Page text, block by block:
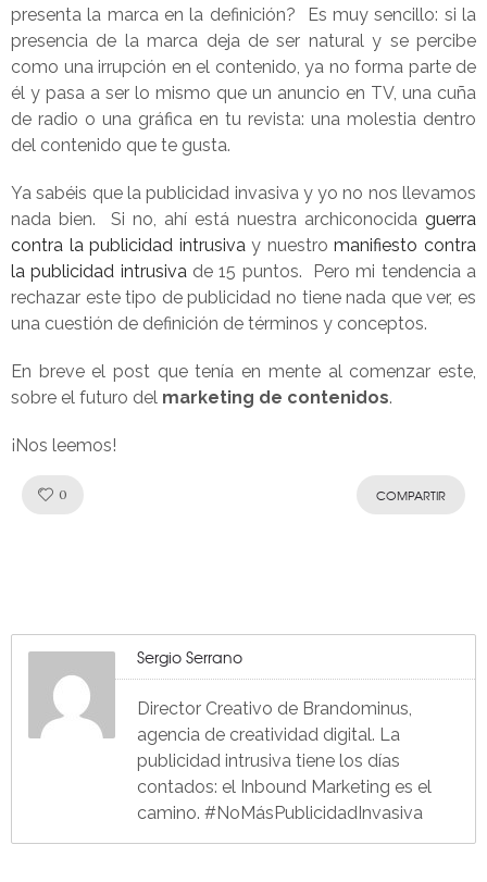
presenta la marca en la definición? Es muy sencillo: si la
presencia de la marca deja de ser natural y se percibe
como una irrupción en el contenido, ya no forma parte de
él y pasa a ser lo mismo que un anuncio en TV, una cuña
de radio o una gráfica en tu revista: una molestia dentro
del contenido que te gusta.
Ya sabéis que la publicidad invasiva y yo no nos llevamos
nada bien. Si no, ahí está nuestra archiconocida guerra
contra la publicidad intrusivay nuestromanifiesto contra
la publicidad intrusivade 15 puntos. Pero mi tendencia a
rechazar este tipo de publicidad no tiene nada que ver, es
una cuestión de definición de términos y conceptos.
En breve el post que tenía en mente al comenzar este,
sobre el futuro del marketing de contenidos.
¡Nos leemos!
0 COMPARTIR
Sergio Serrano
Director Creativo de Brandominus,
agencia de creatividad digital. La
publicidad intrusiva tiene los días
contados: el Inbound Marketing es el
camino. #NoMásPublicidadInvasiva